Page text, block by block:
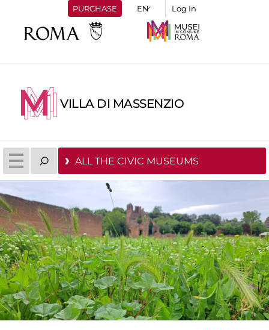
PURCHASE Log In
VILLA DI MASSENZIO
ALL THE CIVIC MUSEUMS